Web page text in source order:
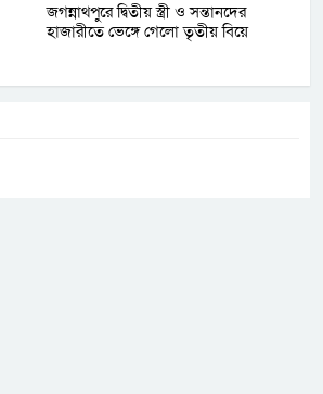
জগন্নাথপুরে দ্বিতীয় স্ত্রী ও সন্তানদের
হাজারীতে ভেঙ্গে গেলো তৃতীয় বিয়ে